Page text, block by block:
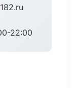
22:00